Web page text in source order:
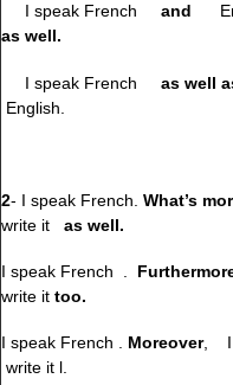
I speak French and
as well.
I speak French
as well
English.
2- I speak French. What’s
write it as well.
I speak French .
write it too.
I speak French . Moreover,
write it l.